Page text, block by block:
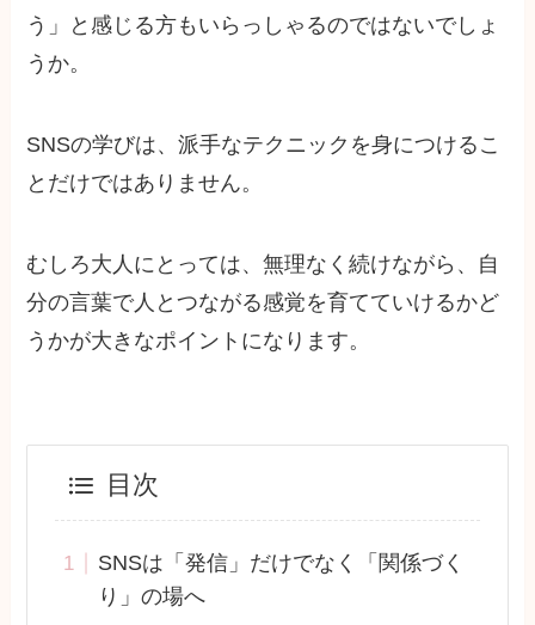
う」と感じる方もいらっしゃるのではないでしょ
うか。
SNSの学びは、派手なテクニックを身につけるこ
とだけではありません。
むしろ大人にとっては、無理なく続けながら、自
分の言葉で人とつながる感覚を育てていけるかど
うかが大きなポイントになります。
目次
SNSは「発信」だけでなく「関係づく
り」の場へ